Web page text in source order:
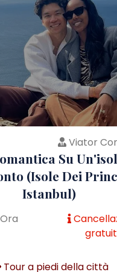
Viator
Su
(Isole Dei
Istanbul)
Tour a piedi della città